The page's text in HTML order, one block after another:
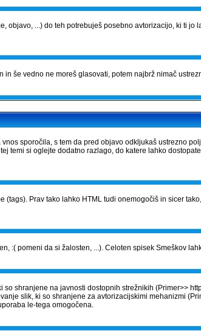
...) do teh potrebuješ posebno avtorizacijo, ki ti jo
še vedno ne moreš glasovati, potem najbrž nimač
sporočila, s tem da pred objavo odkljukaš ustrezno
temi si oglejte dodatno razlago, do katere lahko
Prav tako lahko HTML tudi onemogočiš in sicer
:( pomeni da si žalosten, ...). Celoten spisek Smeškov
shranjene na javnosti dostopnih strežnikih (Primer>>
slik, ki so shranjene za avtorizacijskimi mehanizmi
le-tega omogočena.